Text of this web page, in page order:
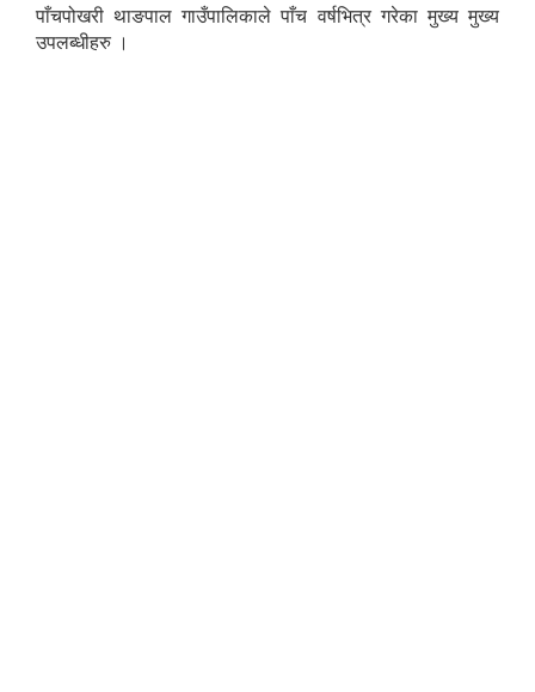
पाँचपोखरी थाङपाल गाउँपालिकाले पाँच वर्षभित्र गरेका मुख्य मुख्य
उपलब्धीहरु ।